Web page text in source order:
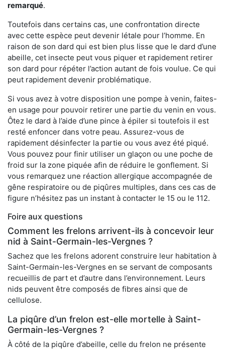
remarqué.
Toutefois dans certains cas, une confrontation directe
avec cette espèce peut devenir létale pour l’homme. En
raison de son dard qui est bien plus lisse que le dard d’une
abeille, cet insecte peut vous piquer et rapidement retirer
son dard pour répéter l’action autant de fois voulue. Ce qui
peut rapidement devenir problématique.
Si vous avez à votre disposition une pompe à venin, faites-
en usage pour pouvoir retirer une partie du venin en vous.
Ôtez le dard à l’aide d’une pince à épiler si toutefois il est
resté enfoncer dans votre peau. Assurez-vous de
rapidement désinfecter la partie ou vous avez été piqué.
Vous pouvez pour finir utiliser un glaçon ou une poche de
froid sur la zone piquée afin de réduire le gonflement. Si
vous remarquez une réaction allergique accompagnée de
gêne respiratoire ou de piqûres multiples, dans ces cas de
figure n’hésitez pas un instant à contacter le 15 ou le 112.
Foire aux questions
Comment les frelons arrivent-ils à concevoir leur
nid à Saint-Germain-les-Vergnes ?
Sachez que les frelons adorent construire leur habitation à
Saint-Germain-les-Vergnes en se servant de composants
recueillis de part et d’autre dans l’environnement. Leurs
nids peuvent être composés de fibres ainsi que de
cellulose.
La piqûre d’un frelon est-elle mortelle à Saint-
Germain-les-Vergnes ?
À côté de la piqûre d’abeille, celle du frelon ne présente